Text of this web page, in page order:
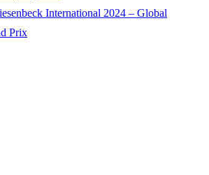
International 2024 – Global
Prix